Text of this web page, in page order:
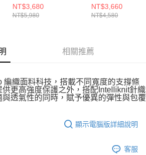
女 籃球鞋 3027983-
390
NT$3,680
NT$5,980
6001647-100
NT$3,660
NT$4,580
相關推薦
編織面料科技，搭載不同寬度的支撐條
更高強度保護之外，搭配Intelliknit針織
透氣性的同時，賦予優異的彈性與包覆
顯示電腦版詳細說明
客服